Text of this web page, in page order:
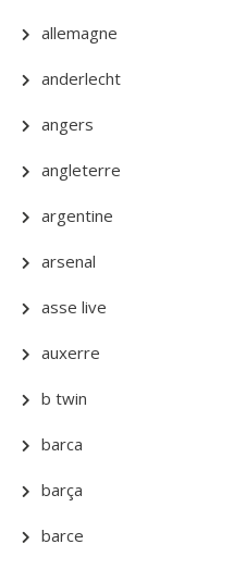
allemagne
anderlecht
angers
angleterre
argentine
arsenal
asse live
auxerre
b twin
barca
barça
barce